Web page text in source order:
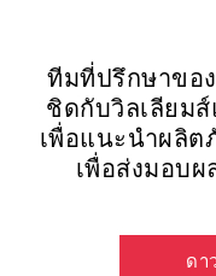
ทีมที่ปรึกษาขอ
ชิดกับวิลเลียม
เพื่อแนะนำผลิ
เพื่อส่งมอบ
ดา